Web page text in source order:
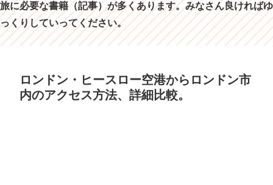
旅に必要な書籍（記事）が多くあります。みなさん良ければゆ
っくりしていってください。
ロンドン・ヒースロー空港からロンドン市
内のアクセス方法、詳細比較。